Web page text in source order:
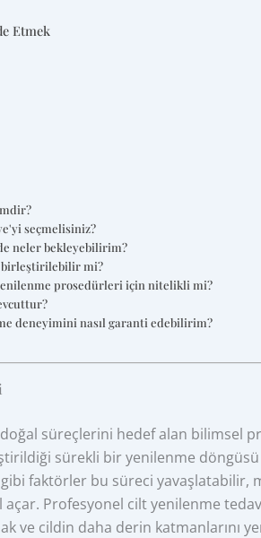
Etmek
seçmelisiniz?
neler bekleyebilirim?
birleştirilebilir mi?
prosedürleri için nitelikli mi?
deneyimini nasıl garanti edebilirim?
süreçlerini hedef alan bilimsel
sürekli bir yenilenme
faktörler bu süreci yavaşlatabilir,
açar. Profesyonel cilt yenilenme
ve cildin daha derin katmanlarını